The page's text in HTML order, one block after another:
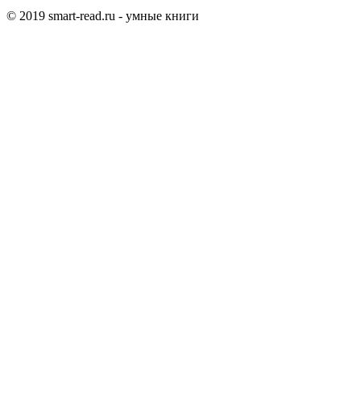
© 2019 smart-read.ru - умные книги